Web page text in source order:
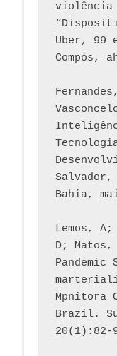
violência
Uber, 99
Compós,
Salvador,
Bahia,
Lemos,
D;
Mpnitora
Brazil.
20(1):82-